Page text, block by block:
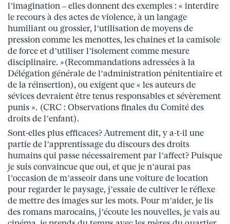
l’imagination – elles donnent des exemples : « interdire
le recours à des actes de violence, à un langage
humiliant ou grossier, l’utilisation de moyens de
pression comme les menottes, les chaines et la camisole
de force et d’utiliser l’isolement comme mesure
disciplinaire. »(Recommandations adressées à la
Délégation générale de l’administration pénitentiaire et
de la réinsertion), ou exigent que « les auteurs de
sévices devraient être tenus responsables et sévèrement
punis ». (CRC : Observations finales du Comité des
droits de l’enfant).
Sont-elles plus efficaces? Autrement dit, y a-t-il une
partie de l’apprentissage du discours des droits
humains qui passe nécessairement par l’affect? Puisque
je suis convaincue que oui, et que je n’aurai pas
l’occasion de m’asseoir dans une voiture de location
pour regarder le paysage, j’essaie de cultiver le réflexe
de mettre des images sur les mots. Pour m’aider, je lis
des romans marocains, j’écoute les nouvelles, je vais au